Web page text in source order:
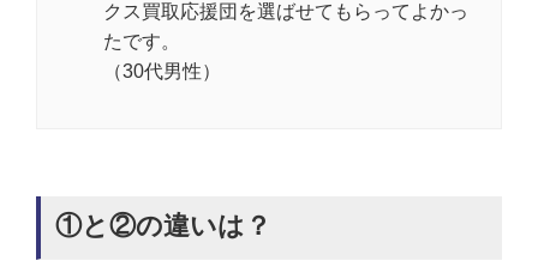
クス買取応援団を選ばせてもらってよかっ
たです。
（30代男性）
①と②の違いは？